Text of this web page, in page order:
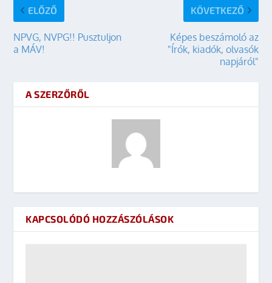
ELŐZŐ
NPVG, NVPG!! Pusztuljon
a MÁV!
KÖVETKEZŐ
Képes beszámoló az
"Írók, kiadók, olvasók
napjáról"
A SZERZŐRŐL
KAPCSOLÓDÓ HOZZÁSZÓLÁSOK